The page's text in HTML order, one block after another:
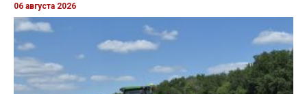
06 августа 2026